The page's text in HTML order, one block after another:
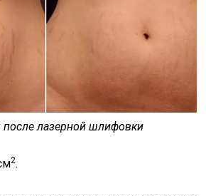
после лазерной шлифовки
2.